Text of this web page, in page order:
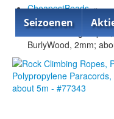
Seizoenen
CheapestBeads»
Thread»
Rock Climbing
BurlyWood, 2mm;